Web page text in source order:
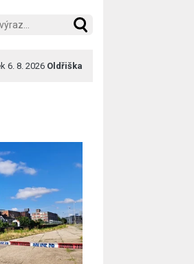
6. 8. 2026 Oldřiška